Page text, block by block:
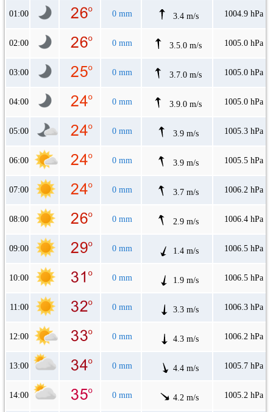
01:00 0 mm 3.4 m/s 1004.9 hPa
02:00 0 mm 3.5.0 m/s 1005.0 hPa
03:00 0 mm 3.7.0 m/s 1005.0 hPa
04:00 0 mm 3.9.0 m/s 1005.0 hPa
05:00 0 mm 3.9 m/s 1005.3 hPa
06:00 0 mm 3.9 m/s 1005.5 hPa
07:00 0 mm 3.7 m/s 1006.2 hPa
08:00 0 mm 2.9 m/s 1006.4 hPa
09:00 0 mm 1.4 m/s 1006.5 hPa
10:00 0 mm 1.9 m/s 1006.5 hPa
11:00 0 mm 3.3 m/s 1006.3 hPa
12:00 0 mm 4.3 m/s 1006.2 hPa
13:00 0 mm 4.4 m/s 1005.7 hPa
14:00 0 mm 4.2 m/s 1005.2 hPa